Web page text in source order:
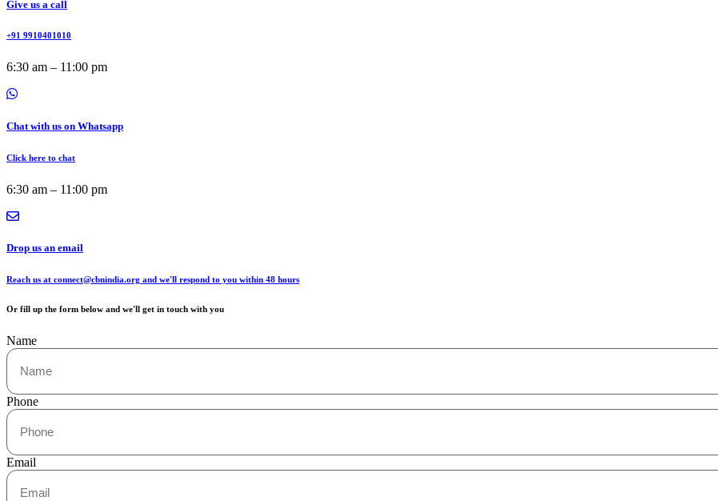
Give us a call
+91 9910401010
6:30 am – 11:00 pm
Chat with us on Whatsapp
Click here to chat
6:30 am – 11:00 pm
Drop us an email
Reach us at connect@cbnindia.org and we'll respond to you within 48 hours
Or fill up the form below and we'll get in touch with you
Name
Phone
Email